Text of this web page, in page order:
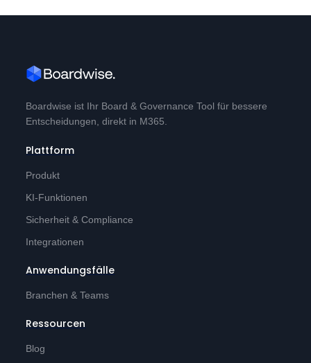
Boardwise ist Ihr Board & Governance Tool für bessere
Entscheidungen, direkt in M365.
Plattform
Produkt
KI-Funktionen
Sicherheit & Compliance
Integrationen
Anwendungsfälle
Branchen & Teams
Ressourcen
Blog